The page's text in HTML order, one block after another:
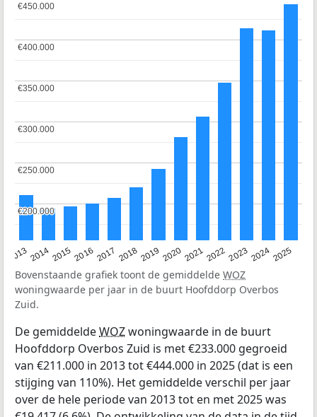
20132014201520162017 20182019 202020212022202320242025
€200.000
€200.000
€250.000
€250.000
€300.000
€300.000
€350.000
€350.000
€400.000
€400.000
€450.000
€450.000
Bovenstaande grafiek toont de gemiddelde WOZ
woningwaarde per jaar in de buurt Hoofddorp Overbos
Zuid.
De gemiddeldeWOZwoningwaarde in de buurt
Hoofddorp Overbos Zuid is met €233.000 gegroeid
van €211.000 in 2013 tot €444.000 in 2025 (dat is een
stijging van 110%). Het gemiddelde verschil per jaar
over de hele periode van 2013 tot en met 2025 was